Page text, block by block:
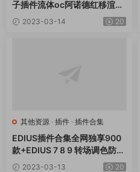
子插件流体oc阿诺德红移渲染
材质模型素材傻瓜式插件包
（包含软件）v6.8
2023-03-14 20
其他资源 · 插件 · 插件合集
EDIUS插件合集全网独享900
款+EDIUS 7 8 9 转场调色防抖
滤镜全套插件合集一键安装包
2023-03-13 20